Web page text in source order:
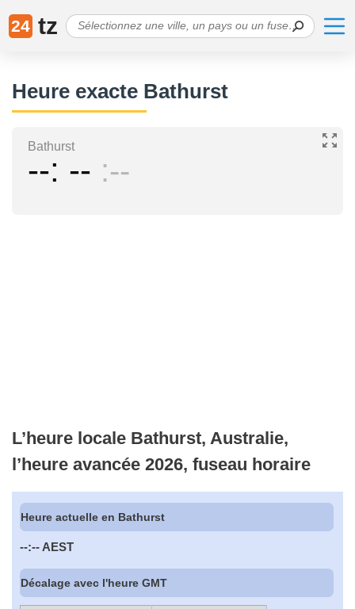
24 tz
Heure exacte Bathurst
Bathurst
-- -- --
L’heure locale Bathurst, Australie,
l’heure avancée 2026, fuseau horaire
Heure actuelle en Bathurst
--:-- AEST
Décalage avec l'heure GMT